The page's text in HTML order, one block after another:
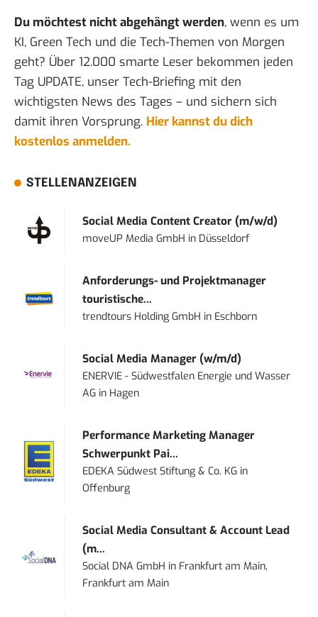
Du möchtest nicht abgehängt werden, wenn es um
KI, Green Tech und die Tech-Themen von Morgen
geht? Über 12.000 smarte Leser bekommen jeden
Tag UPDATE, unser Tech-Briefing mit den
wichtigsten News des Tages – und sichern sich
damit ihren Vorsprung. Hier kannst du dich
kostenlos anmelden.
STELLENANZEIGEN
Social Media Content Creator (m/w/d)
moveUP Media GmbH in Düsseldorf
Anforderungs- und Projektmanager
touristische...
trendtours Holding GmbH in Eschborn
Social Media Manager (w/m/d)
ENERVIE - Südwestfalen Energie und Wasser
AG in Hagen
Performance Marketing Manager
Schwerpunkt Pai...
EDEKA Südwest Stiftung & Co. KG in
Offenburg
Social Media Consultant & Account Lead
(m...
Social DNA GmbH in Frankfurt am Main,
Frankfurt am Main